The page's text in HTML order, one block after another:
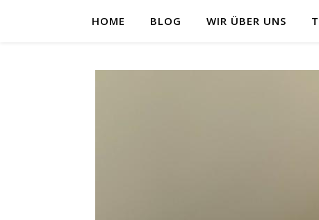
HOME BLOG WIR ÜBER UNS